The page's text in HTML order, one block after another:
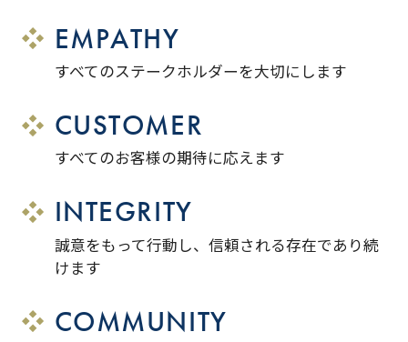
EMPATHY
すべてのステークホルダーを大切にします
CUSTOMER
すべてのお客様の期待に応えます
INTEGRITY
誠意をもって行動し、信頼される存在であり続
けます
COMMUNITY